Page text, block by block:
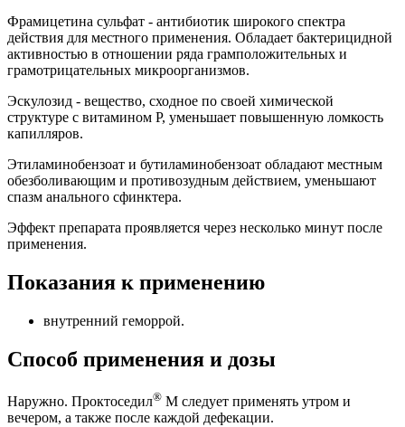
Фрамицетина сульфат - антибиотик широкого спектра
действия для местного применения. Обладает бактерицидной
активностью в отношении ряда грамположительных и
грамотрицательных микроорганизмов.
Эскулозид - вещество, сходное по своей химической
структуре с витамином Р, уменьшает повышенную ломкость
капилляров.
Этиламинобензоат и бутиламинобензоат обладают местным
обезболивающим и противозудным действием, уменьшают
спазм анального сфинктера.
Эффект препарата проявляется через несколько минут после
применения.
Показания к применению
внутренний геморрой.
Способ применения и дозы
Наружно. Проктоседил® М следует применять утром и
вечером, а также после каждой дефекации.